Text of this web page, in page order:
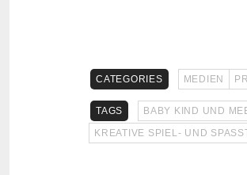
CATEGORIES MEDIEN
TAGS BABY KIND UND
KREATIVE SPIEL- UND